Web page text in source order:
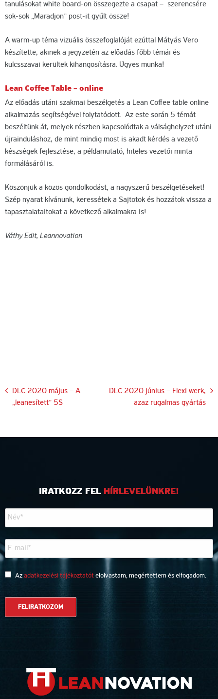
tanulásokat white board-on összegezte a csapat – szerencsére
sok-sok „Maradjon” post-it gyűlt össze!
A warm-up téma vizuális összefoglalóját ezúttal Mátyás Vero
készítette, akinek a jegyzetén az előadás főbb témái és
kulcsszavai kerültek kihangosításra. Ügyes munka!
Lean Coffee Table – online
Az előadás utáni szakmai beszélgetés a Lean Coffee table online
alkalmazás segítségével folytatódott. Az este során 5 témát
beszéltünk át, melyek részben kapcsolódtak a válsághelyzet utáni
újrainduláshoz, de mint mindig most is akadt kérdés a vezető
készségek fejlesztése, a példamutató, hiteles vezetői minta
formálásáról is.
Köszönjük a közös gondolkodást, a nagyszerű beszélgetéseket!
Szép nyarat kívánunk, keressétek a Sajtotok és hozzátok vissza a
tapasztalataitokat a következő alkalmakra is!
Váthy Edit, Leannovation
Bejegyzés
navigáció
DLC 2020 május – A
„leanesített” 5S
DLC 2020 június – Flexi werk,
azaz rugalmas gyártás
IRATKOZZ FEL HÍRLEVELÜNKRE!
Az adatkezelési tájékoztatót elolvastam, megértettem és elfogadom.